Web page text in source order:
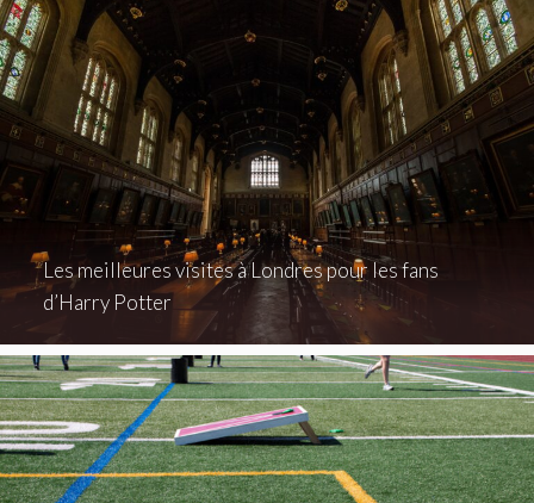
Les meilleures visites à Londres pour les fans
d’Harry Potter